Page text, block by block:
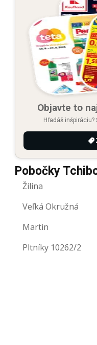
Objavte to
Hľadáš
Pobočky
Žilina
Veľká Okružná
Martin
Pltníky 10262/2